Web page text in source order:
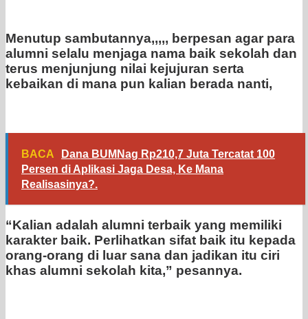
Menutup sambutannya,,,,, berpesan agar para
alumni selalu menjaga nama baik sekolah dan
terus menjunjung nilai kejujuran serta
kebaikan di mana pun kalian berada nanti,
BACA
Dana BUMNag Rp210,7 Juta Tercatat 100
Persen di Aplikasi Jaga Desa, Ke Mana
Realisasinya?.
“Kalian adalah alumni terbaik yang memiliki
karakter baik. Perlihatkan sifat baik itu kepada
orang-orang di luar sana dan jadikan itu ciri
khas alumni sekolah kita,” pesannya.